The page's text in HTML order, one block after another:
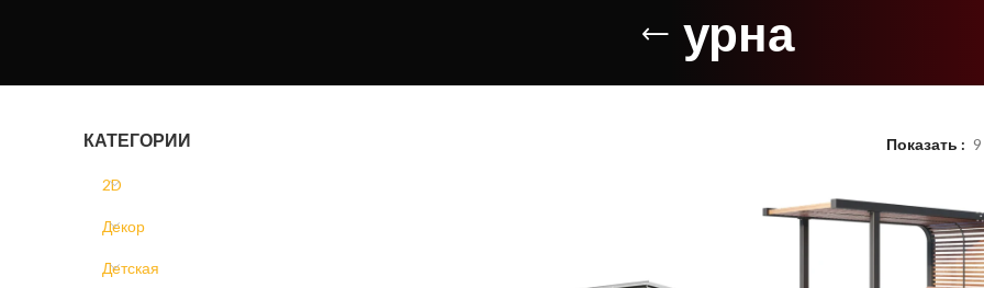
урна
КАТЕГОРИИ
2D
Декор
Детская
Показать 9